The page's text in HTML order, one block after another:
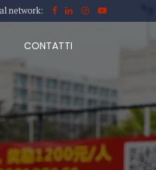
network:
CONTATTI